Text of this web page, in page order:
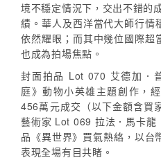
境不穩定情況下，交出不錯的
績。華人及西洋當代大師行情
依然耀眼；而其中幾位國際超
也成為拍場焦點。
封面拍品 Lot 070 艾德加．
庭》動物小英雄主題創作，
456萬元成交（以下金額含買
藝術家 Lot 069 拉法．馬卡
品《異世界》買氣熱絡，以
表現全場有目共睹。